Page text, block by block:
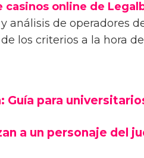
casinos online de
análisis de operadores
los criterios a la hora
Guía para
a un personaje del